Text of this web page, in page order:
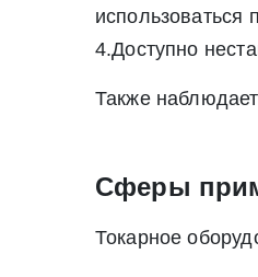
использоваться
4.Доступно
Также
Сферы
Токарное
* -
* - обязательные поля для
Нажимая на кнопку